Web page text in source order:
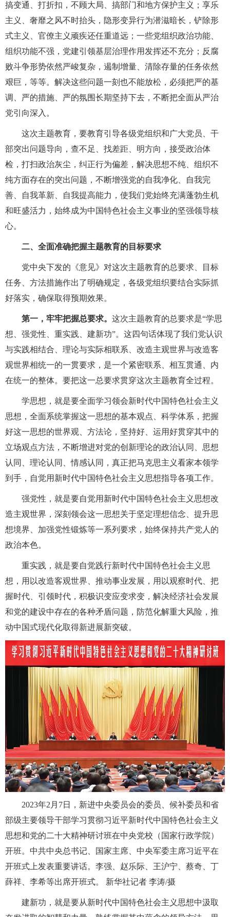
搞变通、打折扣，不顾大局、搞部门和地方保护主义；享乐
主义、奢靡之风不时抬头，隐形变异行为潜滋暗长，铲除形
式主义、官僚主义顽疾还任重道远；一些党组织政治功能、
组织功能不强，党建引领基层治理作用发挥还不充分；反腐
败斗争形势依然严峻复杂，遏制增量、清除存量的任务依然
艰巨，等等。解决这些问题一刻也不能放松，必须把严的基
调、严的措施、严的氛围长期坚持下去，不断把全面从严治
党引向深入。
这次主题教育，要教育引导各级党组织和广大党员、干
部突出问题导向，查不足、找差距、明方向，接受政治体
检，打扫政治灰尘，纠正行为偏差，解决思想不纯、组织不
纯方面存在的突出问题，不断增强党的自我净化、自我完
善、自我革新、自我提高能力，使我们党始终充满蓬勃生机
和旺盛活力，始终成为中国特色社会主义事业的坚强领导核
心。
二、全面准确把握主题教育的目标要求
党中央下发的《意见》对这次主题教育的总要求、目标
任务、方法措施作出了明确规定，各级党组织要结合实际抓
好落实，确保取得预期效果。
第一，牢牢把握总要求。 这次主题教育的总要求是“学思
想、强党性、重实践、建新功”。这四句话体现了我们党认识
与实践相结合、理论与实际相联系、改造主观世界与改造客
观世界相统一的一贯要求，是一个紧密联系、相互贯通、内
在统一的整体。要把这一总要求贯穿这次主题教育全过程。
学思想，就是要全面学习领会新时代中国特色社会主义
思想，全面系统掌握这一思想的基本观点、科学体系，把握
好这一思想的世界观、方法论，坚持好、运用好贯穿其中的
立场观点方法，不断增进对党的创新理论的政治认同、思想
认同、理论认同、情感认同，真正把马克思主义看家本领学
到手，自觉用新时代中国特色社会主义思想指导各项工作。
强党性，就是要自觉用新时代中国特色社会主义思想改
造主观世界，深刻领会这一思想关于坚定理想信念、提升思
想境界、加强党性锻炼等一系列要求，始终保持共产党人的
政治本色。
重实践，就是要自觉践行新时代中国特色社会主义思
想，用以改造客观世界、推动事业发展，用以观察时代、把
握时代、引领时代，积极识变应变求变，解决经济社会发展
和党的建设中存在的各种矛盾问题，防范化解重大风险，推
动中国式现代化取得新进展新突破。
2023年2月7日，新进中央委员会的委员、候补委员和省
部级主要领导干部学习贯彻习近平新时代中国特色社会主义
思想和党的二十大精神研讨班在中央党校（国家行政学院）
开班。中共中央总书记、国家主席、中央军委主席习近平在
开班式上发表重要讲话。李强、赵乐际、王沪宁、蔡奇、丁
薛祥、李希等出席开班式。 新华社记者 李涛/摄
建新功，就是要从新时代中国特色社会主义思想中汲取